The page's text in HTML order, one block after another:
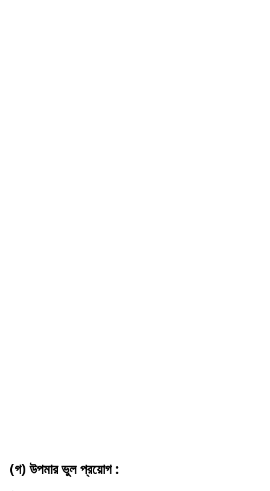
(গ) উপমার ভুল প্রয়োগ :